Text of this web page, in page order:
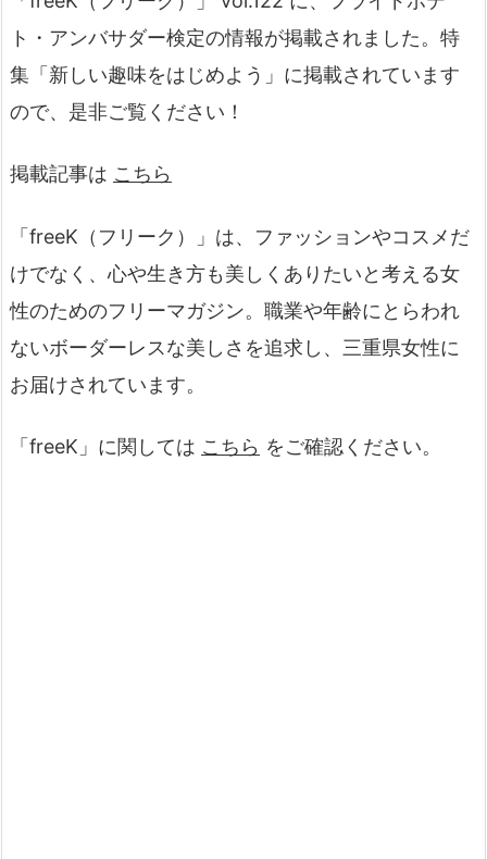
ト・アンバサダー検定の情報が掲載されました。特
集「新しい趣味をはじめよう」に掲載されています
ので、是非ご覧ください！
掲載記事は こちら
「freeK（フリーク）」は、ファッションやコスメだ
けでなく、心や生き方も美しくありたいと考える女
性のためのフリーマガジン。職業や年齢にとらわれ
ないボーダーレスな美しさを追求し、三重県女性に
お届けされています。
「freeK」に関しては こちら をご確認ください。